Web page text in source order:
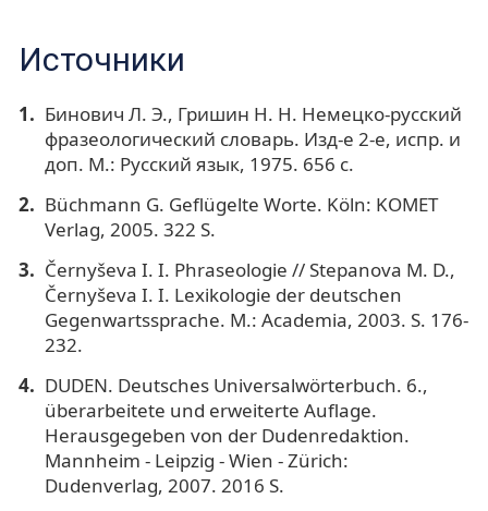
Источники
Бинович Л. Э., Гришин Н. Н. Немецко-русский
фразеологический словарь. Изд-е 2-е, испр. и
доп. М.: Русский язык, 1975. 656 с.
Büchmann G. Geflügelte Worte. Köln: KOMET
Verlag, 2005. 322 S.
Černyševa I. I. Phraseologie // Stepanova M. D.,
Černyševa I. I. Lexikologie der deutschen
Gegenwartssprache. M.: Academia, 2003. S. 176-
232.
DUDEN. Deutsches Universalwörterbuch. 6.,
überarbeitete und erweiterte Auflage.
Herausgegeben von der Dudenredaktion.
Mannheim - Leipzig - Wien - Zürich:
Dudenverlag, 2007. 2016 S.